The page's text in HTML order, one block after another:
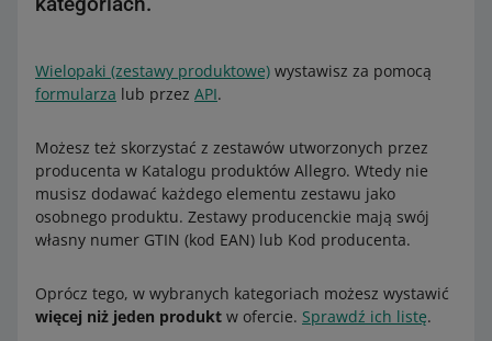
Wielopaki (zestawy produktowe) wystawisz za pomocą
formularza lub przez API.
Możesz też skorzystać z zestawów utworzonych przez
producenta w Katalogu produktów Allegro. Wtedy nie
musisz dodawać każdego elementu zestawu jako
osobnego produktu. Zestawy producenckie mają swój
własny numer GTIN (kod EAN) lub Kod producenta.
Oprócz tego, w wybranych kategoriach możesz wystawić
więcej niż jeden produkt w ofercie. Sprawdź ich listę.